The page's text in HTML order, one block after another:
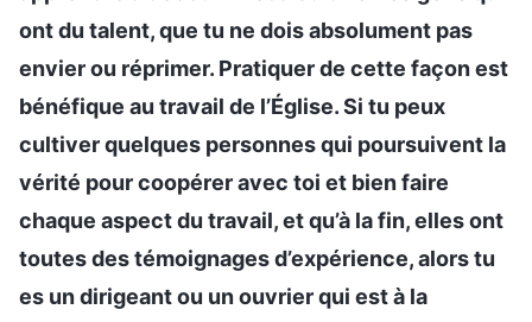
ont du talent, que tu ne dois absolument pas
envier ou réprimer. Pratiquer de cette façon est
bénéfique au travail de l’Église. Si tu peux
cultiver quelques personnes qui poursuivent la
vérité pour coopérer avec toi et bien faire
chaque aspect du travail, et qu’à la fin, elles ont
toutes des témoignages d’expérience, alors tu
es un dirigeant ou un ouvrier qui est à la